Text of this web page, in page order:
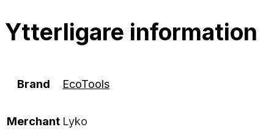
Ytterligare information
Brand EcoTools
Merchant Lyko